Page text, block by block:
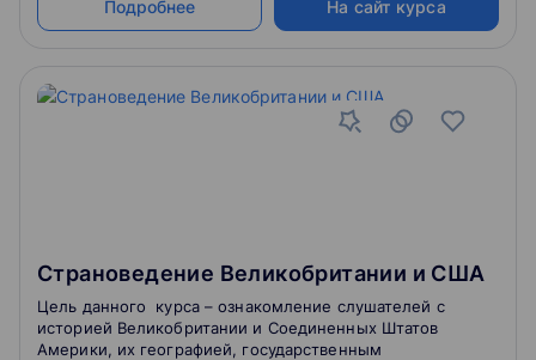
Подробнее На сайт курса
Страноведение Великобритании и США
Цель данного курса – ознакомление слушателей с
историей Великобритании и Соединенных Штатов
Америки, их географией, государственным